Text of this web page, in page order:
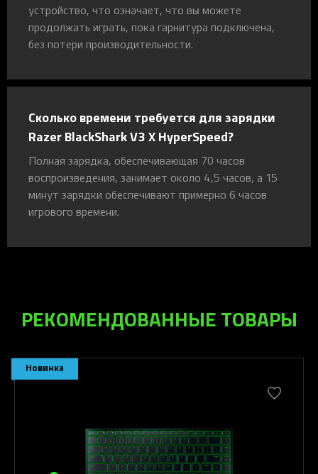
устройство, что означает, что вы можете
продолжать играть, пока гарнитура подключена,
без потери производительности.
Сколько времени требуется для зарядки
Razer BlackShark V3 X HyperSpeed?
Полная зарядка, обеспечивающая 70 часов
воспроизведения, занимает около 4,5 часов, а 15
минут зарядки обеспечивают примерно 6 часов
игрового времени.
РЕКОМЕНДОВАННЫЕ ТОВАРЫ
Новинка